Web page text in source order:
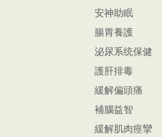
安神助眠
腸胃養護
泌尿系统保健
護肝排毒
緩解偏頭痛
補腦益智
緩解肌肉痙攣